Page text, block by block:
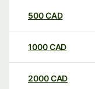
500CAD
1000CAD
2000CAD